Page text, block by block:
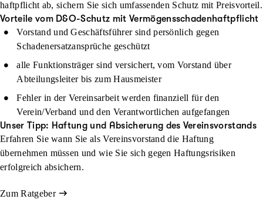
haftpflicht ab, sichern Sie sich umfassenden Schutz mit Preisvorteil.
Vorteile vom D&O-Schutz mit Vermögensschadenhaftpflicht
Vorstand und Geschäftsführer sind persönlich gegen
Schadenersatzansprüche geschützt
alle Funktionsträger sind versichert, vom Vorstand über
Abteilungsleiter bis zum Hausmeister
Fehler in der Vereinsarbeit werden finanziell für den
Verein/Verband und den Verantwortlichen aufgefangen
Unser Tipp: Haftung und Absicherung des Vereinsvorstands
Erfahren Sie wann Sie als Vereinsvorstand die Haftung
übernehmen müssen und wie Sie sich gegen Haftungsrisiken
erfolgreich absichern.
Zum Ratgeber